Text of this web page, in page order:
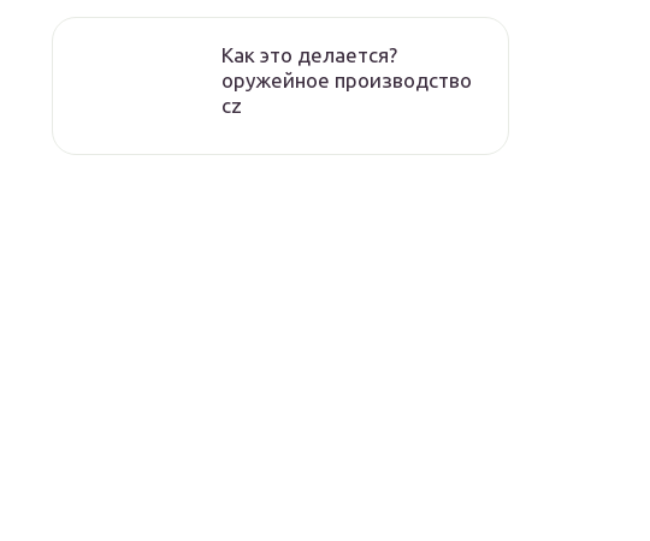
Как это делается?
оружейное производство
cz